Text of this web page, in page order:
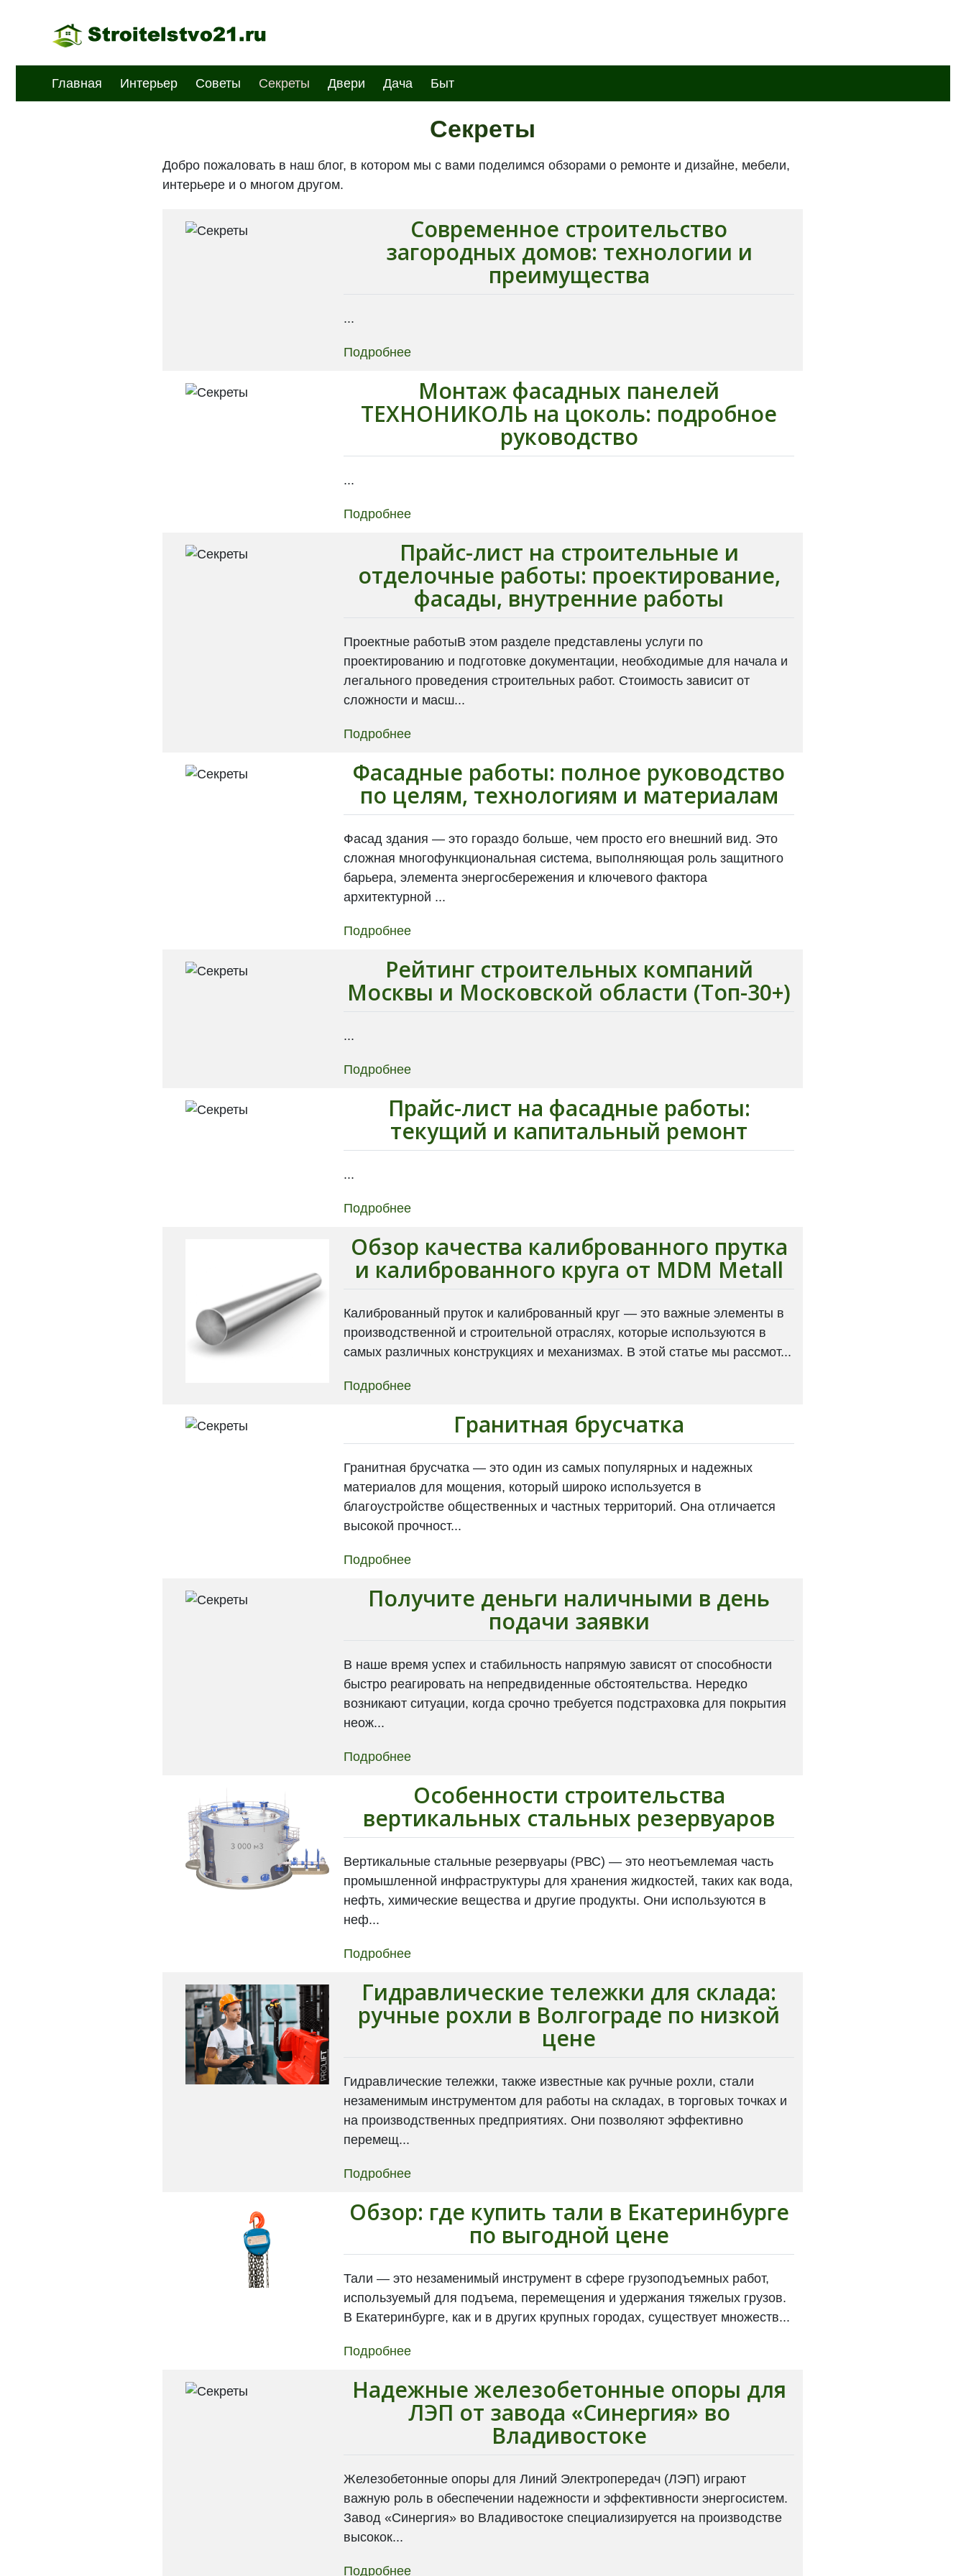
Главная Интерьер Советы Секреты Двери Дача Быт
Секреты
Добро пожаловать в наш блог, в котором мы с вами поделимся обзорами о ремонте и дизайне, мебели,
интерьере и о многом другом.
Современное строительство
загородных домов: технологии и
преимущества
...
Подробнее
Монтаж фасадных панелей
ТЕХНОНИКОЛЬ на цоколь: подробное
руководство
...
Подробнее
Прайс-лист на строительные и
отделочные работы: проектирование,
фасады, внутренние работы
Проектные работыВ этом разделе представлены услуги по
проектированию и подготовке документации, необходимые для начала и
легального проведения строительных работ. Стоимость зависит от
сложности и масш...
Подробнее
Фасадные работы: полное руководство
по целям, технологиям и материалам
Фасад здания — это гораздо больше, чем просто его внешний вид. Это
сложная многофункциональная система, выполняющая роль защитного
барьера, элемента энергосбережения и ключевого фактора
архитектурной ...
Подробнее
Рейтинг строительных компаний
Москвы и Московской области (Топ-30+)
...
Подробнее
Прайс-лист на фасадные работы:
текущий и капитальный ремонт
...
Подробнее
Обзор качества калиброванного прутка
и калиброванного круга от MDM Metall
Калиброванный пруток и калиброванный круг — это важные элементы в
производственной и строительной отраслях, которые используются в
самых различных конструкциях и механизмах. В этой статье мы рассмот...
Подробнее
Гранитная брусчатка
Гранитная брусчатка — это один из самых популярных и надежных
материалов для мощения, который широко используется в
благоустройстве общественных и частных территорий. Она отличается
высокой прочност...
Подробнее
Получите деньги наличными в день
подачи заявки
В наше время успех и стабильность напрямую зависят от способности
быстро реагировать на непредвиденные обстоятельства. Нередко
возникают ситуации, когда срочно требуется подстраховка для покрытия
неож...
Подробнее
Особенности строительства
вертикальных стальных резервуаров
Вертикальные стальные резервуары (РВС) — это неотъемлемая часть
промышленной инфраструктуры для хранения жидкостей, таких как вода,
нефть, химические вещества и другие продукты. Они используются в
неф...
Подробнее
Гидравлические тележки для склада:
ручные рохли в Волгограде по низкой
цене
Гидравлические тележки, также известные как ручные рохли, стали
незаменимым инструментом для работы на складах, в торговых точках и
на производственных предприятиях. Они позволяют эффективно
перемещ...
Подробнее
Обзор: где купить тали в Екатеринбурге
по выгодной цене
Тали — это незаменимый инструмент в сфере грузоподъемных работ,
используемый для подъема, перемещения и удержания тяжелых грузов.
В Екатеринбурге, как и в других крупных городах, существует множеств...
Подробнее
Надежные железобетонные опоры для
ЛЭП от завода «Синергия» во
Владивостоке
Железобетонные опоры для Линий Электропередач (ЛЭП) играют
важную роль в обеспечении надежности и эффективности энергосистем.
Завод «Синергия» во Владивостоке специализируется на производстве
высокок...
Подробнее